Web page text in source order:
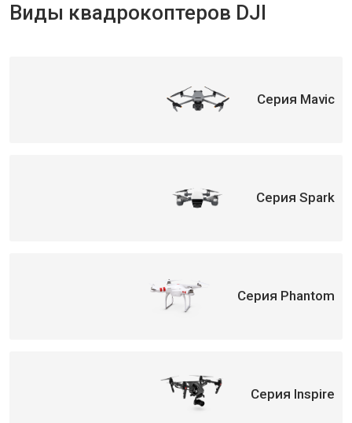
Виды квадрокоптеров DJI
Серия Mavic
Серия Spark
Серия Phantom
Серия Inspire